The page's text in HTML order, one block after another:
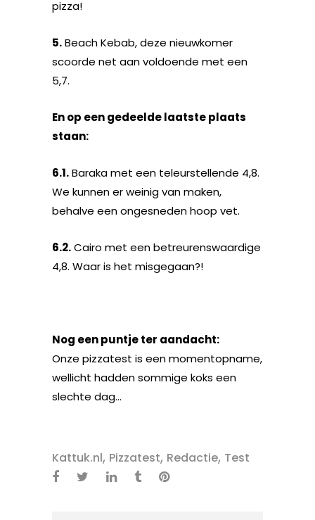
pizza!
5.Beach Kebab, deze nieuwkomer
scoorde net aan voldoende met een
5,7.
En op een gedeelde laatste plaats
staan:
6.1.Baraka met een teleurstellende 4,8.
We kunnen er weinig van maken,
behalve een ongesneden hoop vet.
6.2.Cairo met een betreurenswaardige
4,8. Waar is het misgegaan?!
Nog een puntje ter aandacht:
Onze pizzatest is een momentopname,
wellicht hadden sommige koks een
slechte dag…
Kattuk.nl, Pizzatest, Redactie, Test